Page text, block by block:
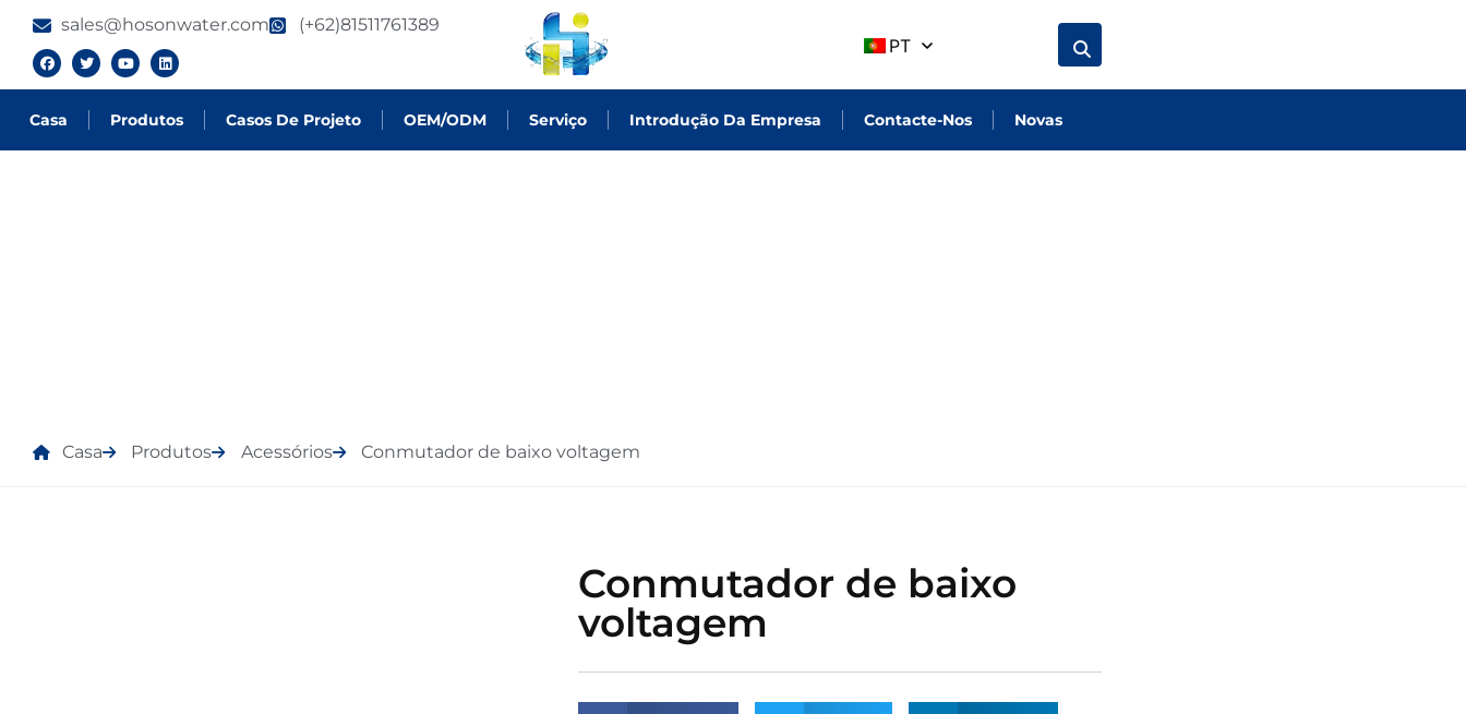
sales@hosonwater.com (+62)81511761389
PT
Casa Produtos Casos De Projeto OEM/ODM Serviço Introdução Da Empresa Contacte-Nos Novas
Casa Produtos Acessórios Conmutador de baixo voltagem
Conmutador de baixo
voltagem